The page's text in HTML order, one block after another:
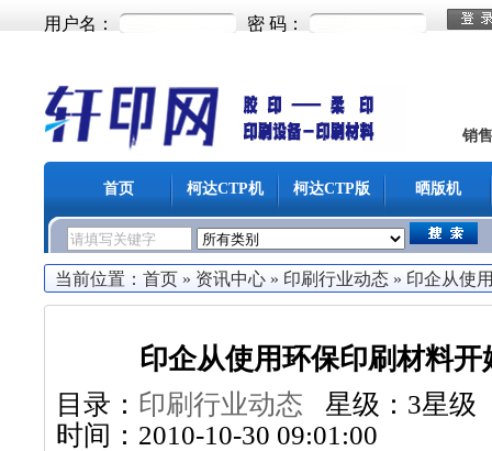
用户名： 密 码：
销
首页 柯达CTP机 柯达CTP版 晒版机
当前位置： 首页 » 资讯中心 » 印刷行业动态 » 印企从使
印企从使用环保印刷材料开
目录： 印刷行业动态
星级：3星级
时间：2010-10-30 09:01:00